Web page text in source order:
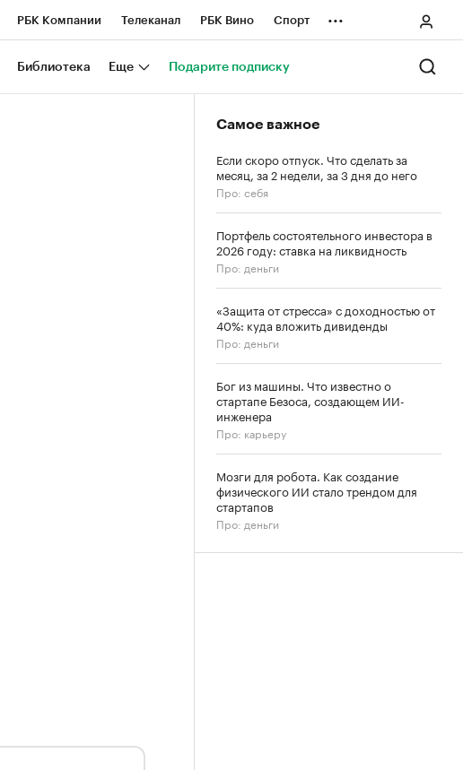
РБК Компании Телеканал РБК Вино Спорт
Национальные проекты Город
...
Библиотека Еще Подарите подписку
Самое важное
Если скоро отпуск. Что сделать за
месяц, за 2 недели, за 3 дня до него
Про: себя
Портфель состоятельного инвестора в
2026 году: ставка на ликвидность
Про: деньги
«Защита от стресса» с доходностью от
40%: куда вложить дивиденды
Про: деньги
Бог из машины. Что известно о
стартапе Безоса, создающем ИИ-
инженера
Про: карьеру
Мозги для робота. Как создание
физического ИИ стало трендом для
стартапов
Про: деньги